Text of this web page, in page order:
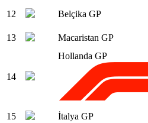
12 Belçika GP
13 Macaristan GP
14
Hollanda GP
15 İtalya GP